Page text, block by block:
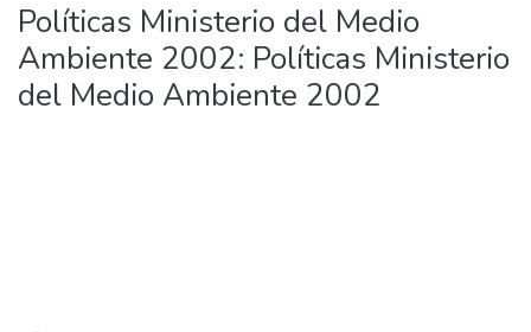
Políticas Ministerio del Medio
Ambiente 2002: Políticas Ministerio
del Medio Ambiente 2002